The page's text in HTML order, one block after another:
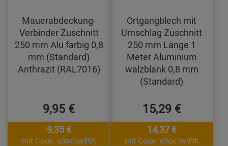
Mauerabdeckung-
Verbinder Zuschnitt
250 mm Alu farbig 0,8
mm (Standard)
Anthrazit (RAL7016)
9,95 €
9,35 €
mit Code: e3oc5w99fj
Ortgangblech mit
Umschlag Zuschnitt
250 mm Länge 1
Meter Aluminium
walzblank 0,8 mm
(Standard)
15,29 €
14,37 €
mit Code: e3oc5w99fj